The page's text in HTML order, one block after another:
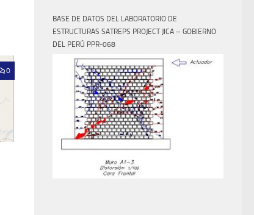
0
BASE DE DATOS DEL LABORATORIO DE
ESTRUCTURAS SATREPS PROJECT JICA – GOBIERNO
DEL PERÚ PPR-068